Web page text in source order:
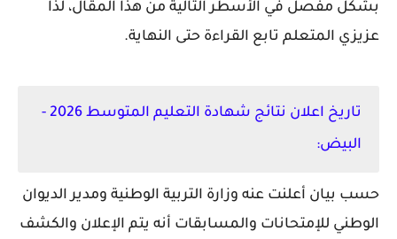
بشكل مفصل في الأسطر التالية من هذا المقال، لذا
عزيزي المتعلم تابع القراءة حتى النهاية.
تاريخ اعلان نتائج شهادة التعليم المتوسط 2026 -
البيض:
حسب بيان أعلنت عنه وزارة التربية الوطنية ومدير الديوان
الوطني للإمتحانات والمسابقات أنه يتم الإعلان والكشف